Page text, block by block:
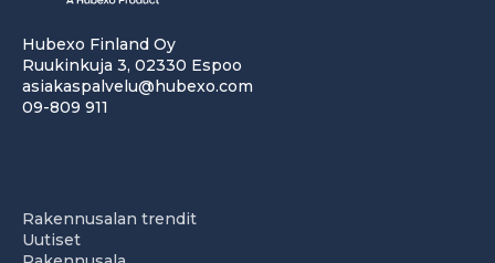
Hubexo Finland Oy
Ruukinkuja 3, 02330 Espoo
asiakaspalvelu@hubexo.com
09-809 911
Rakennusalan trendit
Uutiset